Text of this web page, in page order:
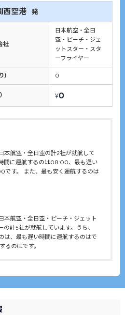
西空港 発
社
日本航空・全日
空・ピーチ・ジェ
ットスター・スタ
ーフライヤー
) 0
¥0
本航空・全日空の計2社が就航して
間に運航するのは08:00、最も遅い
です。 また、最も安く運航するのは
本航空・全日空・ピーチ・ジェット
の計5社が就航しています。うち、
は、最も遅い時間に運航するのはで
るのはです。